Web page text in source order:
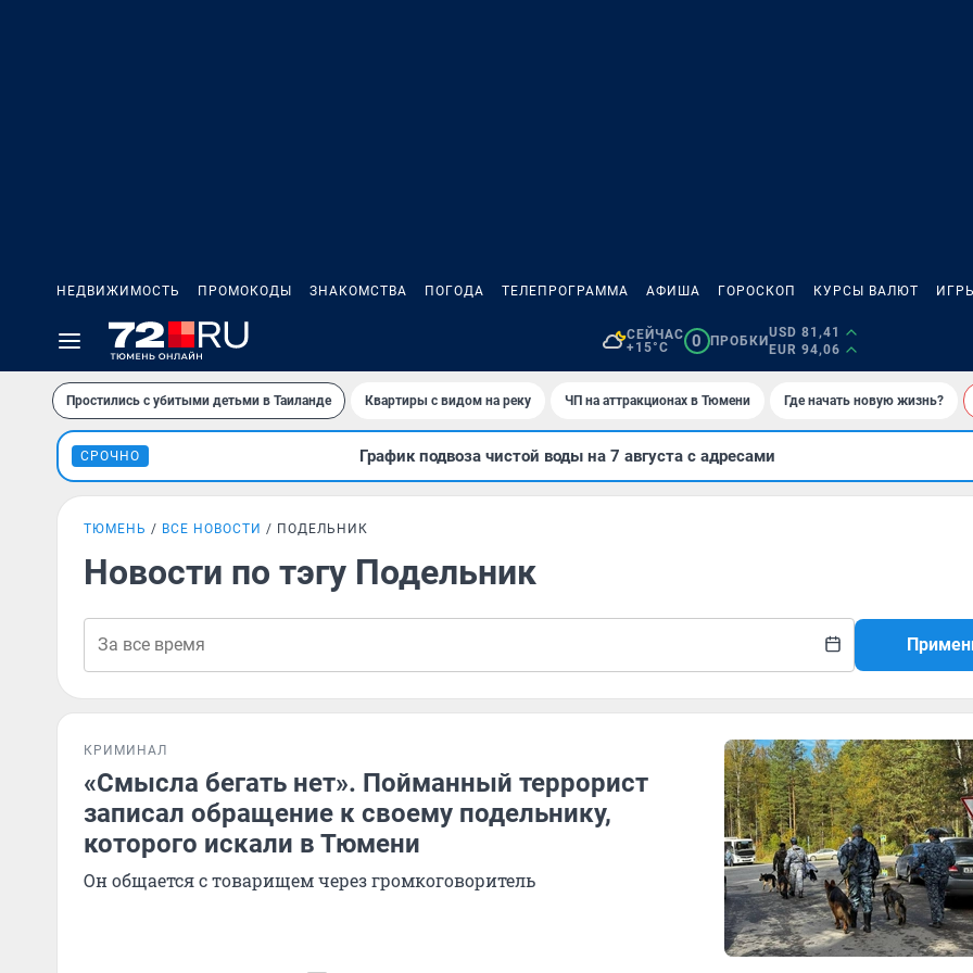
НЕДВИЖИМОСТЬ ПРОМОКОДЫ ЗНАКОМСТВА ПОГОДА ТЕЛЕПРОГРАММА АФИША ГОРОСКОП КУРСЫ ВАЛЮТ
СЕЙЧАС
+15°C
0 ПРОБКИ
USD 81,41
EUR 94,06
Простились с убитыми детьми в Таиланде Квартиры с видом на реку ЧП на аттракционах в Тюмени Где начать новую жизнь?
СРОЧНО График подвоза чистой воды на 7 августа с адресами
ТЮМЕНЬ ВСЕ НОВОСТИ ПОДЕЛЬНИК
Новости по тэгу Подельник
КРИМИНАЛ
«Смысла бегать нет». Пойманный террорист
записал обращение к своему подельнику,
которого искали в Тюмени
Он общается с товарищем через громкоговоритель